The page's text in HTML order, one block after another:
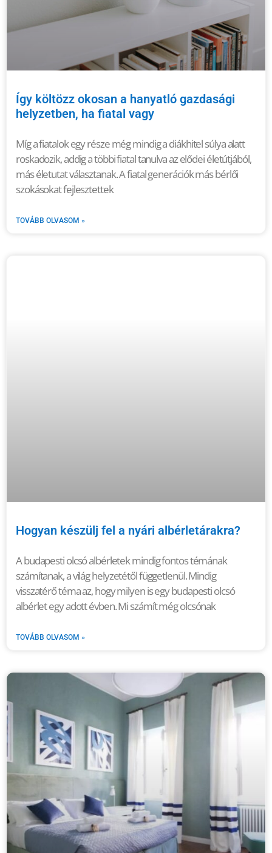
Így költözz okosan a hanyatló gazdasági
helyzetben, ha fiatal vagy
Míg a fiatalok egy része még mindig a diákhitel súlya alatt
roskadozik, addig a többi fiatal tanulva az elődei életútjából,
más életutat választanak. A fiatal generációk más bérlői
szokásokat fejlesztettek
TOVÁBB OLVASOM »
Hogyan készülj fel a nyári albérletárakra?
A budapesti olcsó albérletek mindig fontos témának
számítanak, a világ helyzetétől függetlenül. Mindig
visszatérő téma az, hogy milyen is egy budapesti olcsó
albérlet egy adott évben. Mi számít még olcsónak
TOVÁBB OLVASOM »